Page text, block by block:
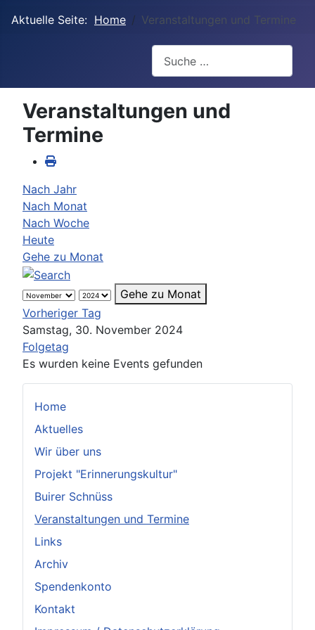
Aktuelle Seite: Home Veranstaltungen und Termine
Home
Aktuelles
Wir über uns
Projekt "Erinnerungskultur"
Buirer Schnüss
Veranstaltungen und Termine
Links
Archiv
Spendenkonto
Kontakt
Veranstaltungen und
Termine
Nach Jahr
Nach Monat
Nach Woche
Heute
Gehe zu Monat
Gehe zu Monat
Vorheriger Tag
Samstag, 30. November 2024
Folgetag
Es wurden keine Events gefunden